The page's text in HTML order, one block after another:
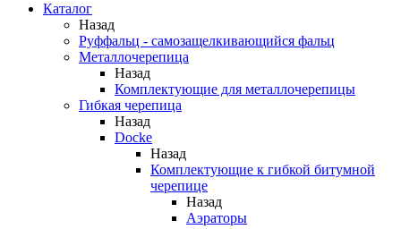
Каталог
Назад
Руффальц - самозащелкивающийся фальц
Металлочерепица
Назад
Комплектующие для металлочерепицы
Гибкая черепица
Назад
Docke
Назад
Комплектующие к гибкой битумной
черепице
Назад
Аэраторы